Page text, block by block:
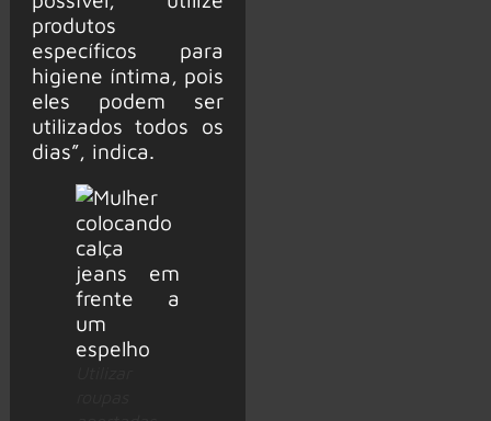
produtos
específicos para
higiene íntima, pois
eles podem ser
utilizados todos os
dias”, indica.